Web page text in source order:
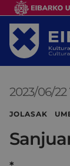
2023/06/22
JOLASAK